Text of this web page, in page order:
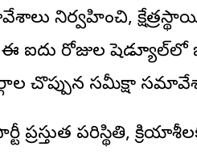
నిర్వహించి,
ఈ ఐదు రోజుల షెడ్యూల్‌లో
చొప్పున సమీక్షా
ప్రస్తుత పరిస్థితి,